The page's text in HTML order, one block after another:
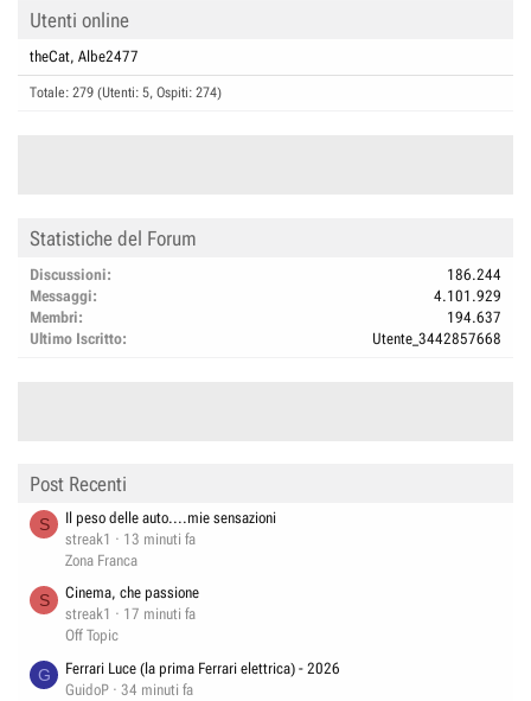
Utenti online
theCat Albe2477
Totale: 279 (Utenti: 5, Ospiti: 274)
Statistiche del Forum
Discussioni
186.244
Messaggi
4.101.929
Membri
194.637
Ultimo Iscritto
Utente_3442857668
Post Recenti
S
Il peso delle auto....mie sensazioni
streak1
13 minuti fa
Zona Franca
S
Cinema, che passione
streak1
17 minuti fa
Off Topic
G
Ferrari Luce (la prima Ferrari elettrica) - 2026
GuidoP
34 minuti fa